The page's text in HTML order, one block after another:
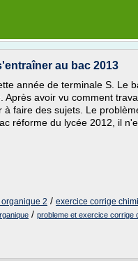
au bac 2013
année de terminale S. Le
Après avoir vu comment
faire des sujets. Le
réforme du lycée 2012, il
2 / exercice corrige
/ probleme et exercice corrige